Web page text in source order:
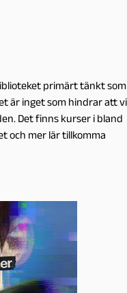
primärt tänkt som
är inget som hindrar att vi
Det finns kurser i bland
och mer lär tillkomma